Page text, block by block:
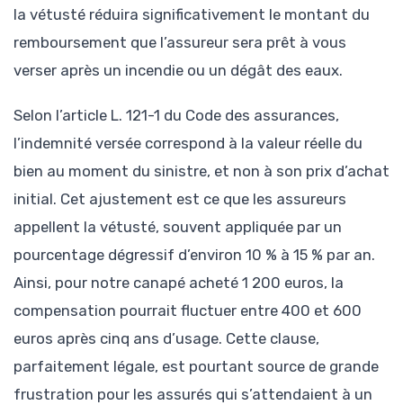
la vétusté réduira significativement le montant du
remboursement que l’assureur sera prêt à vous
verser après un incendie ou un dégât des eaux.
Selon l’article L. 121-1 du Code des assurances,
l’indemnité versée correspond à la valeur réelle du
bien au moment du sinistre, et non à son prix d’achat
initial. Cet ajustement est ce que les assureurs
appellent la vétusté, souvent appliquée par un
pourcentage dégressif d’environ 10 % à 15 % par an.
Ainsi, pour notre canapé acheté 1 200 euros, la
compensation pourrait fluctuer entre 400 et 600
euros après cinq ans d’usage. Cette clause,
parfaitement légale, est pourtant source de grande
frustration pour les assurés qui s’attendaient à un